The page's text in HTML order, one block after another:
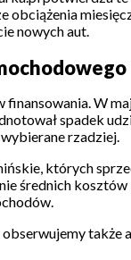
obciążenia
nowych aut.
W
spadek
rzadziej.
których
średnich